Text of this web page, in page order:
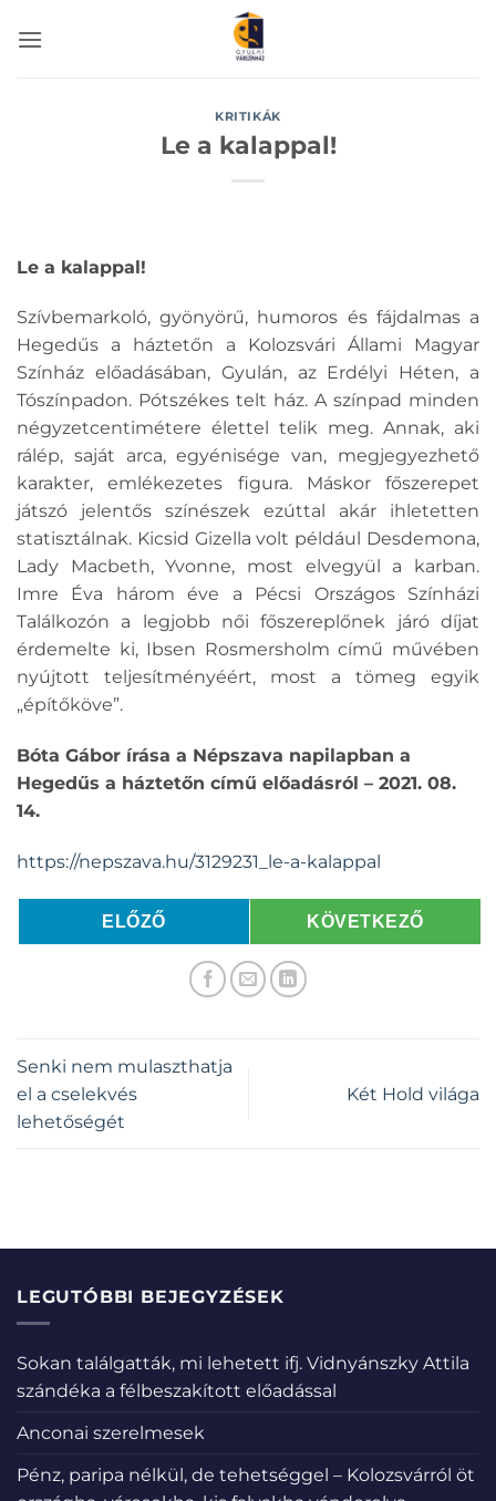
KRITIKÁK
Le a kalappal!
Le a kalappal!
Szívbemarkoló, gyönyörű, humoros és fájdalmas a
Hegedűs a háztetőn a Kolozsvári Állami Magyar
Színház előadásában, Gyulán, az Erdélyi Héten, a
Tószínpadon. Pótszékes telt ház. A színpad minden
négyzetcentimétere élettel telik meg. Annak, aki
rálép, saját arca, egyénisége van, megjegyezhető
karakter, emlékezetes figura. Máskor főszerepet
játszó jelentős színészek ezúttal akár ihletetten
statisztálnak. Kicsid Gizella volt például Desdemona,
Lady Macbeth, Yvonne, most elvegyül a karban.
Imre Éva három éve a Pécsi Országos Színházi
Találkozón a legjobb női főszereplőnek járó díjat
érdemelte ki, Ibsen Rosmersholm című művében
nyújtott teljesítményéért, most a tömeg egyik
„építőköve”.
Bóta Gábor írása a Népszava napilapban a
Hegedűs a háztetőn című előadásról – 2021. 08.
14.
https://nepszava.hu/3129231_le-a-kalappal
ELŐZŐ KÖVETKEZŐ
Senki nem mulaszthatja
el a cselekvés
lehetőségét
Két Hold világa
LEGUTÓBBI BEJEGYZÉSEK
Sokan találgatták, mi lehetett ifj. Vidnyánszky Attila
szándéka a félbeszakított előadással
Anconai szerelmesek
Pénz, paripa nélkül, de tehetséggel – Kolozsvárról öt